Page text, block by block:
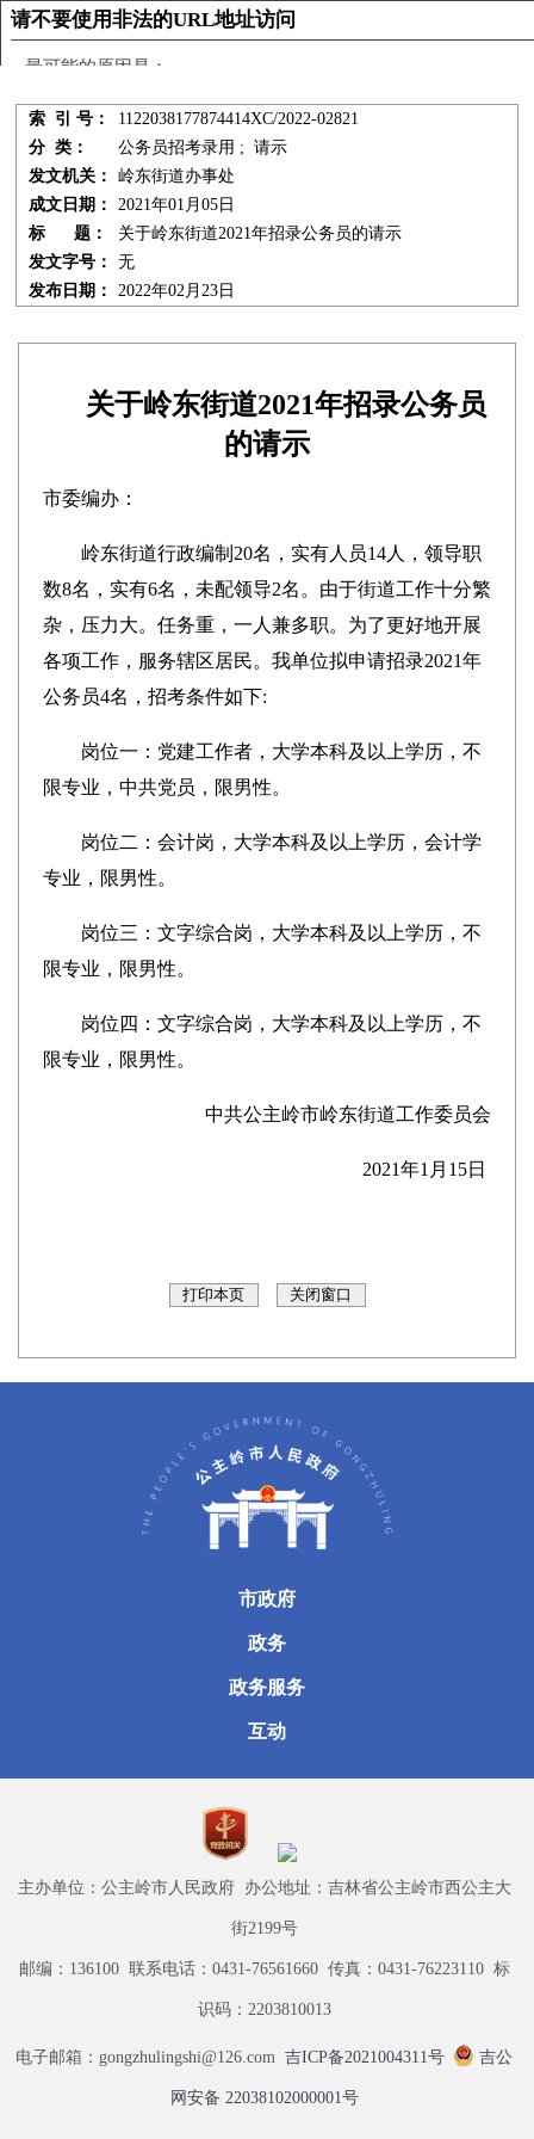
索 引 号：
1122038177874414XC/2022-02821
分 类：
公务员招考录用 ; 请示
发文机关：
岭东街道办事处
成文日期：
2021年01月05日
标 题：
关于岭东街道2021年招录公务员的请示
发文字号：
无
发布日期：
2022年02月23日
关于岭东街道2021年招录公务员
的请示
市委编办：
岭东街道行政编制20名，实有人员14人，领导职
数8名，实有6名，未配领导2名。由于街道工作十分繁
杂，压力大。任务重，一人兼多职。为了更好地开展
各项工作，服务辖区居民。我单位拟申请招录2021年
公务员4名，招考条件如下:
岗位一：党建工作者，大学本科及以上学历，不
限专业，中共党员，限男性。
岗位二：会计岗，大学本科及以上学历，会计学
专业，限男性。
岗位三：文字综合岗，大学本科及以上学历，不
限专业，限男性。
岗位四：文字综合岗，大学本科及以上学历，不
限专业，限男性。
中共公主岭市岭东街道工作委员会
2021年1月15日